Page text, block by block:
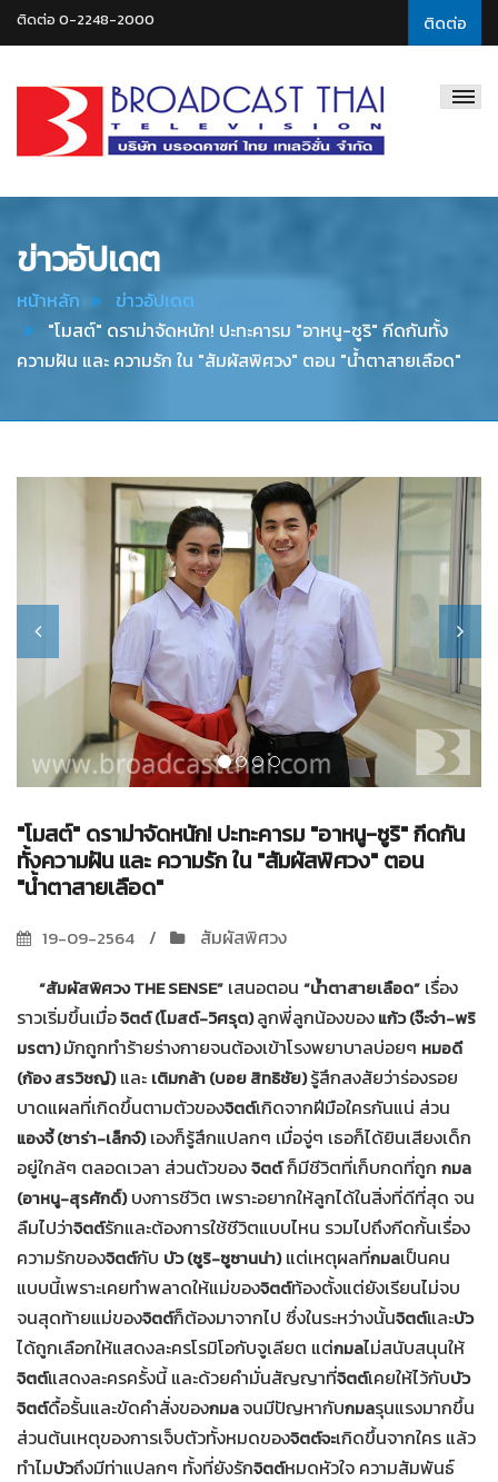
ติดต่อ
ติดต่อ 0-2248-2000
Thai
ข่าวอัปเดต
หน้าหลัก
ข่าวอัปเดต
"โมสต์" ดราม่าจัดหนัก! ปะทะคารม "อาหนู-ซูริ" กีดกันทั้ง
ความฝัน และ ความรัก ใน "สัมผัสพิศวง" ตอน "น้ำตาสายเลือด"
"โมสต์" ดราม่าจัดหนัก! ปะทะคารม "อาหนู-ซูริ" กีดกัน
ทั้งความฝัน และ ความรัก ใน "สัมผัสพิศวง" ตอน
"น้ำตาสายเลือด"
19-09-2564 สัมผัสพิศวง
“สัมผัสพิศวง THE SENSE” เสนอตอน “น้ำตาสายเลือด” เรื่อง
ราวเริ่มขึ้นเมื่อจิตต์ (โมสต์-วิศรุต)ลูกพี่ลูกน้องของแก้ว (จ๊ะจ๋า-พริ
มรตา)มักถูกทำร้ายร่างกายจนต้องเข้าโรงพยาบาลบ่อยๆ หมอดี
(ก้อง สรวิชญ์)และ เติมกล้า (บอย สิทธิชัย)รู้สึกสงสัยว่าร่องรอย
บาดแผลที่เกิดขึ้นตามตัวของจิตต์เกิดจากฝีมือใครกันแน่ ส่วน
แองจี้ (ซาร่า-เล็กจ์)เองก็รู้สึกแปลกๆ เมื่อจู่ๆ เธอก็ได้ยินเสียงเด็ก
อยู่ใกล้ๆ ตลอดเวลา ส่วนตัวของจิตต์ก็มีชีวิตที่เก็บกดที่ถูก กมล
(อาหนู-สุรศักดิ์)บงการชีวิต เพราะอยากให้ลูกได้ในสิ่งที่ดีที่สุด จน
ลืมไปว่าจิตต์รักและต้องการใช้ชีวิตแบบไหน รวมไปถึงกีดกั้นเรื่อง
ความรักของจิตต์กับ บัว (ซูริ-ซูซานน่า)แต่เหตุผลที่กมลเป็นคน
แบบนี้เพราะเคยทำพลาดให้แม่ของจิตต์ท้องตั้งแต่ยังเรียนไม่จบ
จนสุดท้ายแม่ของจิตต์ก็ต้องมาจากไป ซึ่งในระหว่างนั้นจิตต์และบัว
ได้ถูกเลือกให้แสดงละครโรมิโอกับจูเลียต แต่กมลไม่สนับสนุนให้
จิตต์แสดงละครครั้งนี้ และด้วยคำมั่นสัญญาที่จิตต์เคยให้ไว้กับบัว
จิตต์ดื้อรั้นและขัดคำสั่งของกมลจนมีปัญหากับกมลรุนแรงมากขึ้น
ส่วนต้นเหตุของการเจ็บตัวทั้งหมดของจิตต์จะเกิดขึ้นจากใคร แล้ว
ทำไมบัวถึงมีท่าแปลกๆ ทั้งที่ยังรักจิตต์หมดหัวใจ ความสัมพันธ์